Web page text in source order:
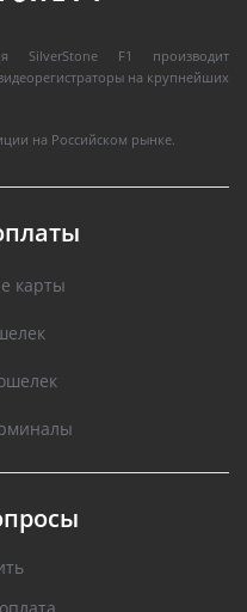
F1 производит
на крупнейших
на Российском рынке.
карты